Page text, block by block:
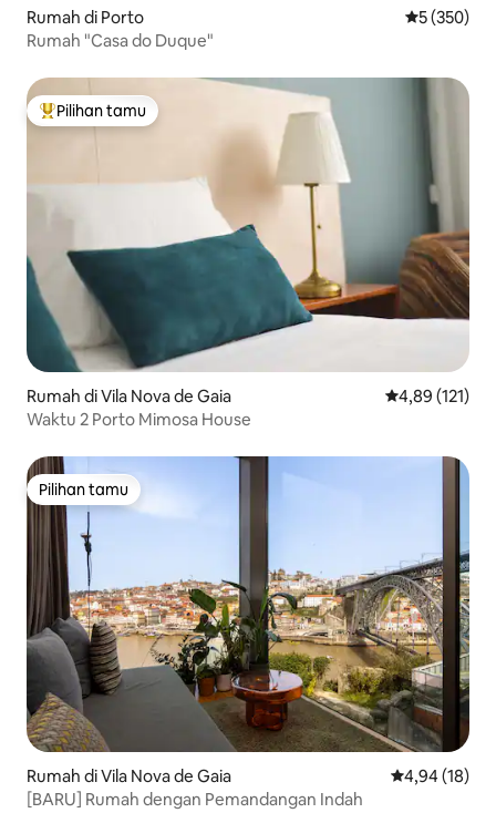
Rumah di Porto Nilai rata-
5 (350)
Rumah "Casa do Duque"
Pilihan tamu terpopuler
Pilihan tamu
Rumah di Vila Nova de Gaia Nilai rata-rata
4,89 (121)
Waktu 2 Porto Mimosa House
Pilihan tamu
Pilihan tamu
Rumah di Vila Nova de Gaia Nilai rata-rata
4,94 (18)
[BARU] Rumah dengan Pemandangan Indah